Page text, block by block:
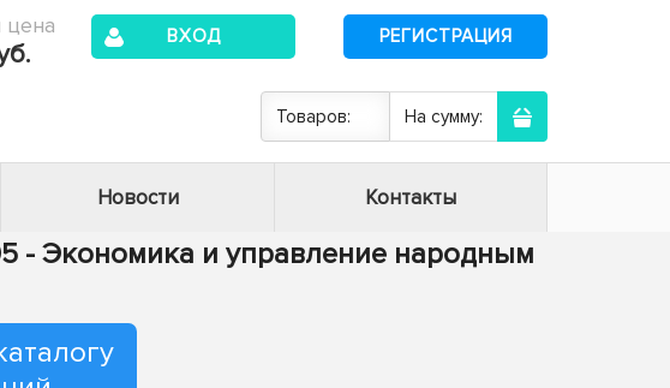
ВХОД РЕГИСТРАЦИЯ
Товаров: На сумму:
Новости Контакты
- Экономика и управление народным